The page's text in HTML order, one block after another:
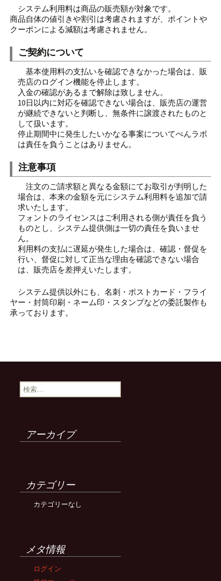
システム利用料は商品の販売額が対象です。
商品自体の値引きや割引は考慮されますが、ポイントや
クーポンによる減額は考慮されません。
ご契約について
基本使用料の支払いを確認できなかった場合は、販
売店のログイン機能を停止します。
入金の確認があるまで解除は致しません。
10日以内に対応を確認できない場合は、販売店の運営
が継続できないと判断し、無条件に譲渡されたものと
して扱います。
停止期間中に発生したいかなる事案についてぺんラボ
は責任を負うことはありません。
注意事項
注文のご請求額と異なる金額にてお取引が判明した
場合は、本来の金額を元にシステム利用料を追加で請
求いたします。
フォントのライセンスはご利用される側が責任を負う
ものとし、システム提供側は一切の責任を負いませ
ん。
利用料の支払に遅延が発生した場合は、確認・督促を
行い、督促に対して正当な理由を確認できない場合
は、販売店を差押えいたします。
システム提供以外にも、名刺・ポストカード・フライ
ヤー・封筒印刷・ネーム印・スタンプなどの委託製作も
承っております。
検
索:
アーカイブ
カテゴリー
カテゴリーなし
メタ情報
ログイン